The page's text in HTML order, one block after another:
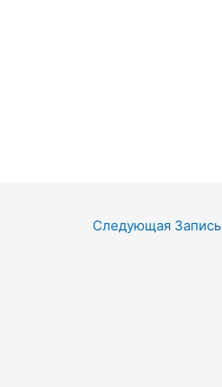
Следующая Запись